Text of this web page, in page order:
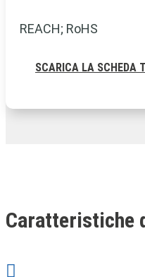
REACH; RoHS
SCARICA LA SCHEDA
Caratteristiche
